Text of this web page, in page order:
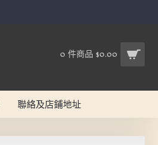
0 件商品 $0.00
聯絡及店鋪地址